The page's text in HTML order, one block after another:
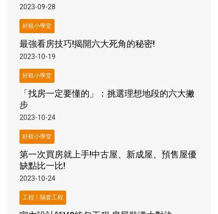
2023-09-28
好租小學堂
最強看房技巧!揭開六大死角的秘密!
2023-10-19
好租小學堂
「找房一定要懂的」：挑選理想地段的六大撇
步
2023-10-24
好租小學堂
第一次買房就上手!中古屋、新成屋、預售屋優
缺點比一比!
2023-10-24
工程｜隔套工程